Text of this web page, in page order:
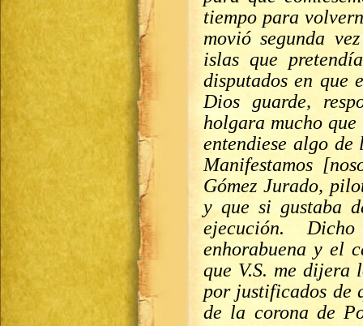
tiempo para
movió segunda
islas que
disputados en que
Dios guarde,
holgara mucho
entendiese algo
Manifestamos
Gómez Jurado,
y que si gustaba
ejecución.
enhorabuena y el
que V.S. me dijera
por justificados de
de la corona de